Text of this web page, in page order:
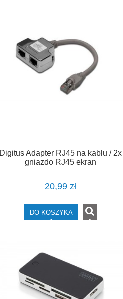
Digitus Adapter RJ45 na kablu / 2x
gniazdo RJ45 ekran
20,99 zł
DO KOSZYKA